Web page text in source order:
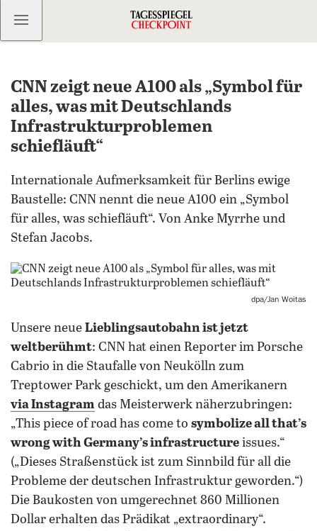
Kostenlos anmelden
CNN zeigt neue A100 als „Symbol für
alles, was mit Deutschlands
Infrastrukturproblemen
schiefläuft“
Internationale Aufmerksamkeit für Berlins ewige
Baustelle: CNN nennt die neue A100 ein „Symbol
für alles, was schiefläuft“. Von Anke Myrrhe und
Stefan Jacobs.
dpa/Jan Woitas
Unsere neue Lieblingsautobahn ist jetzt
weltberühmt: CNN hat einen Reporter im Porsche
Cabrio in die Staufalle von Neukölln zum
Treptower Park geschickt, um den Amerikanern
via Instagram das Meisterwerk näherzubringen:
„This piece of road has come to symbolize all that’s
wrong with Germany’s infrastructure issues.“
(„Dieses Straßenstück ist zum Sinnbild für all die
Probleme der deutschen Infrastruktur geworden.“)
Die Baukosten von umgerechnet 860 Millionen
Dollar erhalten das Prädikat „extraordinary“.